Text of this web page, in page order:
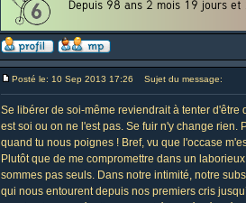
Posté le: 10 Sep 2013 17:26 Sujet du message:
Se libérer de soi-même reviendrait à tenter
est soi ou on ne l'est pas. Se fuir n'y change rien.
quand tu nous poignes ! Bref, vu que l'occase
Plutôt que de me compromettre dans un
sommes pas seuls. Dans notre intimité, notre
qui nous entourent depuis nos premiers cris